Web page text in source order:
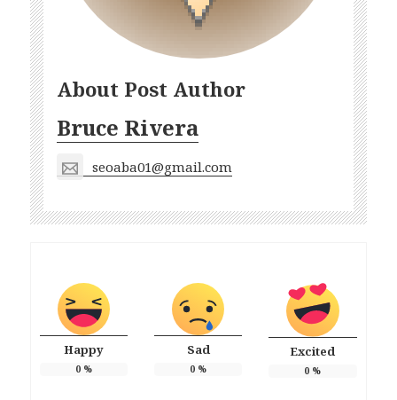
About Post Author
Bruce Rivera
seoaba01@gmail.com
Happy
0 %
Sad
0 %
Excited
0 %